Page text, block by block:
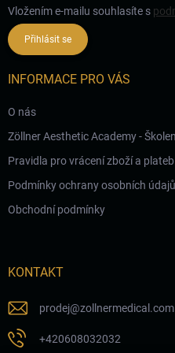
Vložením e-mailu souhlasíte s
Přihlásit se
INFORMACE PRO VÁS
O nás
Zöllner Aesthetic Academy -
Pravidla pro vrácení zboží a plateb
Podmínky ochrany osobních údajů
Obchodní podmínky
KONTAKT
prodej@zollnermedical.com
+420608032032